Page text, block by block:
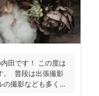
田です！ この度は
。 普段は出張撮影
撮影なども多くご